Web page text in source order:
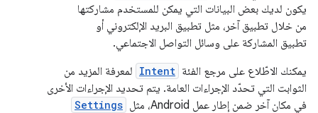
يكون لديك بعض البيانات التي يمكن للمستخدم مشاركتها
من خلال تطبيق آخر، مثل تطبيق البريد الإلكتروني أو
تطبيق المشاركة على وسائل التواصل الاجتماعي.
يمكنك الاطّلاع على مرجع الفئة Intent لمعرفة المزيد من
الثوابت التي تحدّد الإجراءات العامة. يتم تحديد الإجراءات الأخرى
في مكان آخر ضمن إطار عمل Android، مثل
Settings